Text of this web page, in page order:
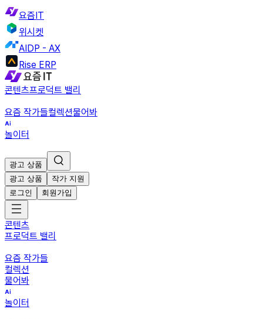
요즘IT
위시켓
AIDP - AX
Rise ERP
콘텐츠프로덕트 밸리
요즘 작가들컬렉션물어봐
놀이터
광고 상품
광고 상품
작가 지원
로그인
회원가입
콘텐츠
프로덕트 밸리
요즘 작가들
컬렉션
물어봐
놀이터